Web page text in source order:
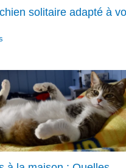
solitaire adapté à